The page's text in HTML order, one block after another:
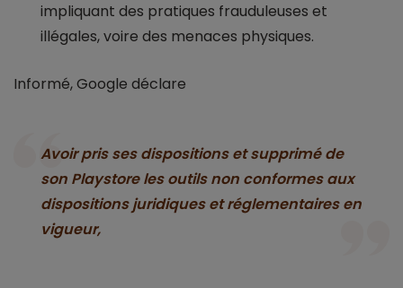
impliquant des pratiques frauduleuses et
illégales, voire des menaces physiques.
Informé, Google déclare
Avoir pris ses dispositions et supprimé de
son Playstore les outils non conformes aux
dispositions juridiques et réglementaires en
vigueur,